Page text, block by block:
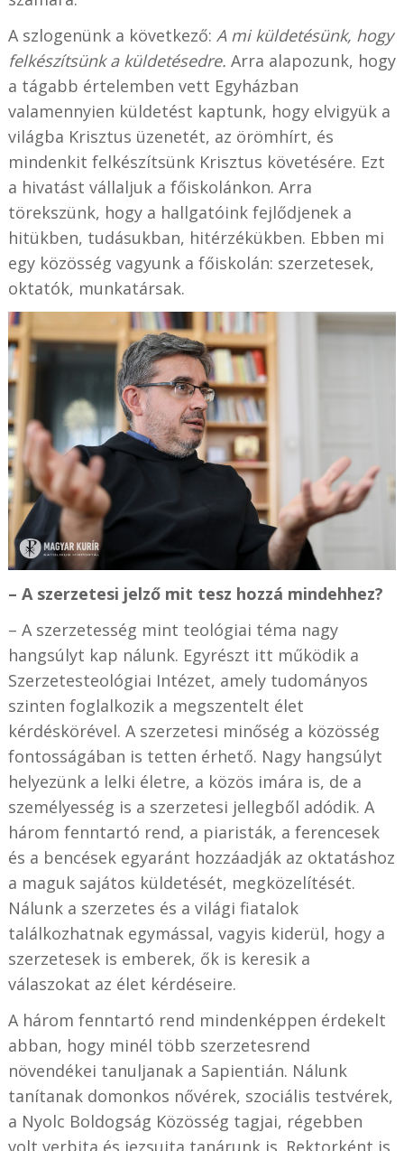
A szlogenünk a következő: A mi küldetésünk, hogy
felkészítsünk a küldetésedre. Arra alapozunk, hogy
a tágabb értelemben vett Egyházban
valamennyien küldetést kaptunk, hogy elvigyük a
világba Krisztus üzenetét, az örömhírt, és
mindenkit felkészítsünk Krisztus követésére. Ezt
a hivatást vállaljuk a főiskolánkon. Arra
törekszünk, hogy a hallgatóink fejlődjenek a
hitükben, tudásukban, hitérzékükben. Ebben mi
egy közösség vagyunk a főiskolán: szerzetesek,
oktatók, munkatársak.
– A szerzetesi jelző mit tesz hozzá mindehhez?
– A szerzetesség mint teológiai téma nagy
hangsúlyt kap nálunk. Egyrészt itt működik a
Szerzetesteológiai Intézet, amely tudományos
szinten foglalkozik a megszentelt élet
kérdéskörével. A szerzetesi minőség a közösség
fontosságában is tetten érhető. Nagy hangsúlyt
helyezünk a lelki életre, a közös imára is, de a
személyesség is a szerzetesi jellegből adódik. A
három fenntartó rend, a piaristák, a ferencesek
és a bencések egyaránt hozzáadják az oktatáshoz
a maguk sajátos küldetését, megközelítését.
Nálunk a szerzetes és a világi fiatalok
találkozhatnak egymással, vagyis kiderül, hogy a
szerzetesek is emberek, ők is keresik a
válaszokat az élet kérdéseire.
A három fenntartó rend mindenképpen érdekelt
abban, hogy minél több szerzetesrend
növendékei tanuljanak a Sapientián. Nálunk
tanítanak domonkos nővérek, szociális testvérek,
a Nyolc Boldogság Közösség tagjai, régebben
volt verbita és jezsuita tanárunk is. Rektorként is